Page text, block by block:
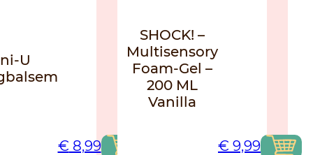
U
€ 8,99
SHOCK! –
Multisensory
Foam-Gel –
200 ML
Vanilla
€ 9,99